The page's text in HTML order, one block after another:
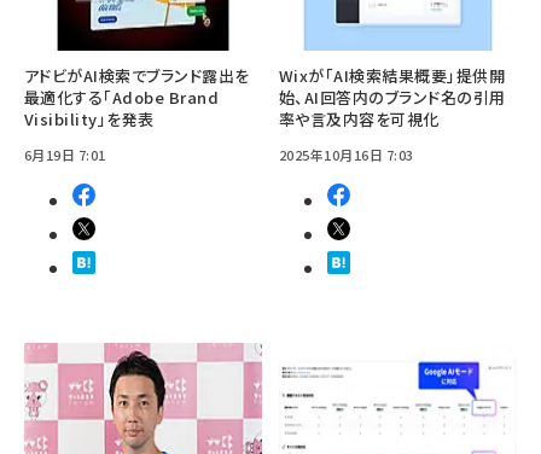
アドビがAI検索でブランド露出を
最適化する「Adobe Brand
Visibility」を発表
6月19日 7:01
Wixが「AI検索結果概要」提供開
始、AI回答内のブランド名の引用
率や言及内容を可視化
2025年10月16日 7:03